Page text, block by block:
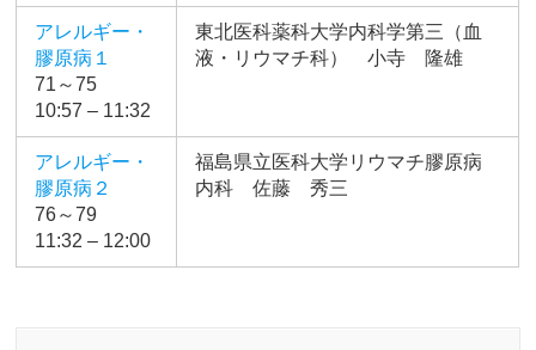
アレルギー・
膠原病１
71～75
10:57 – 11:32
東北医科薬科大学内科学第三（血
液・リウマチ科） 小寺 隆雄
アレルギー・
膠原病２
76～79
11:32 – 12:00
福島県立医科大学リウマチ膠原病
内科 佐藤 秀三